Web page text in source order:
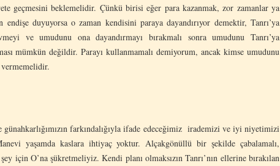
geçmesini beklemelidir. Çünkü birisi eğer para kazanmak, zor zamanlar ya
duyuyorsa o zaman kendisini paraya dayandırıyor demektir, Tanrı’ya
ve umudunu ona dayandırmayı bırakmalı sonra umudunu Tanrı’ya
mümkün değildir. Parayı kullanmamalı demiyorum, ancak kimse umudunu
günahkarlığımızın farkındalığıyla ifade edeceğimiz irademizi ve iyi niyetimizi
yaşamda kaslara ihtiyaç yoktur. Alçakgönüllü bir şekilde çabalamalı,
için O’na şükretmeliyiz. Kendi planı olmaksızın Tanrı’nın ellerine bırakılan